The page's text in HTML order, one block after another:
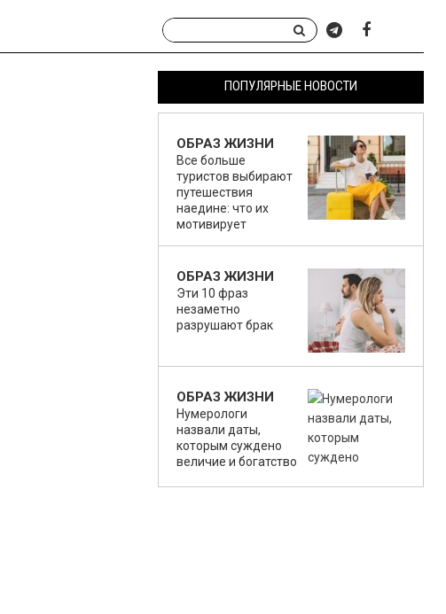
ПОПУЛЯРНЫЕ НОВОСТИ
ОБРАЗ ЖИЗНИ
Все больше
туристов выбирают
путешествия
наедине: что их
мотивирует
ОБРАЗ ЖИЗНИ
Эти 10 фраз
незаметно
разрушают брак
ОБРАЗ ЖИЗНИ
Нумерологи
назвали даты,
которым суждено
величие и богатство